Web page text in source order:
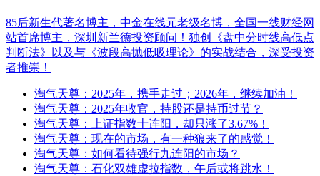
85后新生代著名博主，中金在线元老级名博，全国一线财经网
站首席博主，深圳新兰德投资顾问！独创《盘中分时线高低点
判断法》以及与《波段高抛低吸理论》的实战结合，深受投资
者推崇！
淘气天尊：2025年，携手走过；2026年，继续加油！
淘气天尊：2025年收官，持股还是持币过节？
淘气天尊：上证指数十连阳，却只涨了3.67%！
淘气天尊：现在的市场，有一种狼来了的感觉！
淘气天尊：如何看待强行九连阳的市场？
淘气天尊：石化双雄虚拉指数，午后或将跳水！